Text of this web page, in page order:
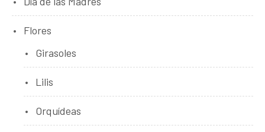
Flores
Girasoles
Lilis
Orquídeas